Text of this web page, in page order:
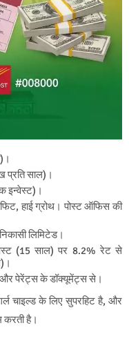
प्रति साल)।
इन्वेस्ट)।
हाई ग्रोथ। पोस्ट ऑफिस की
लिमिटेड।
(15 साल) पर 8.2% रेट से
और पेरेंट्स के डॉक्यूमेंट्स से।
चाइल्ड के लिए सुपरहिट है, और
है।